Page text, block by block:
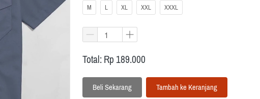
M
L XL XXL XXXL
Total: Rp 189.000
`Beli Sekarang `Tambah ke Keranjang